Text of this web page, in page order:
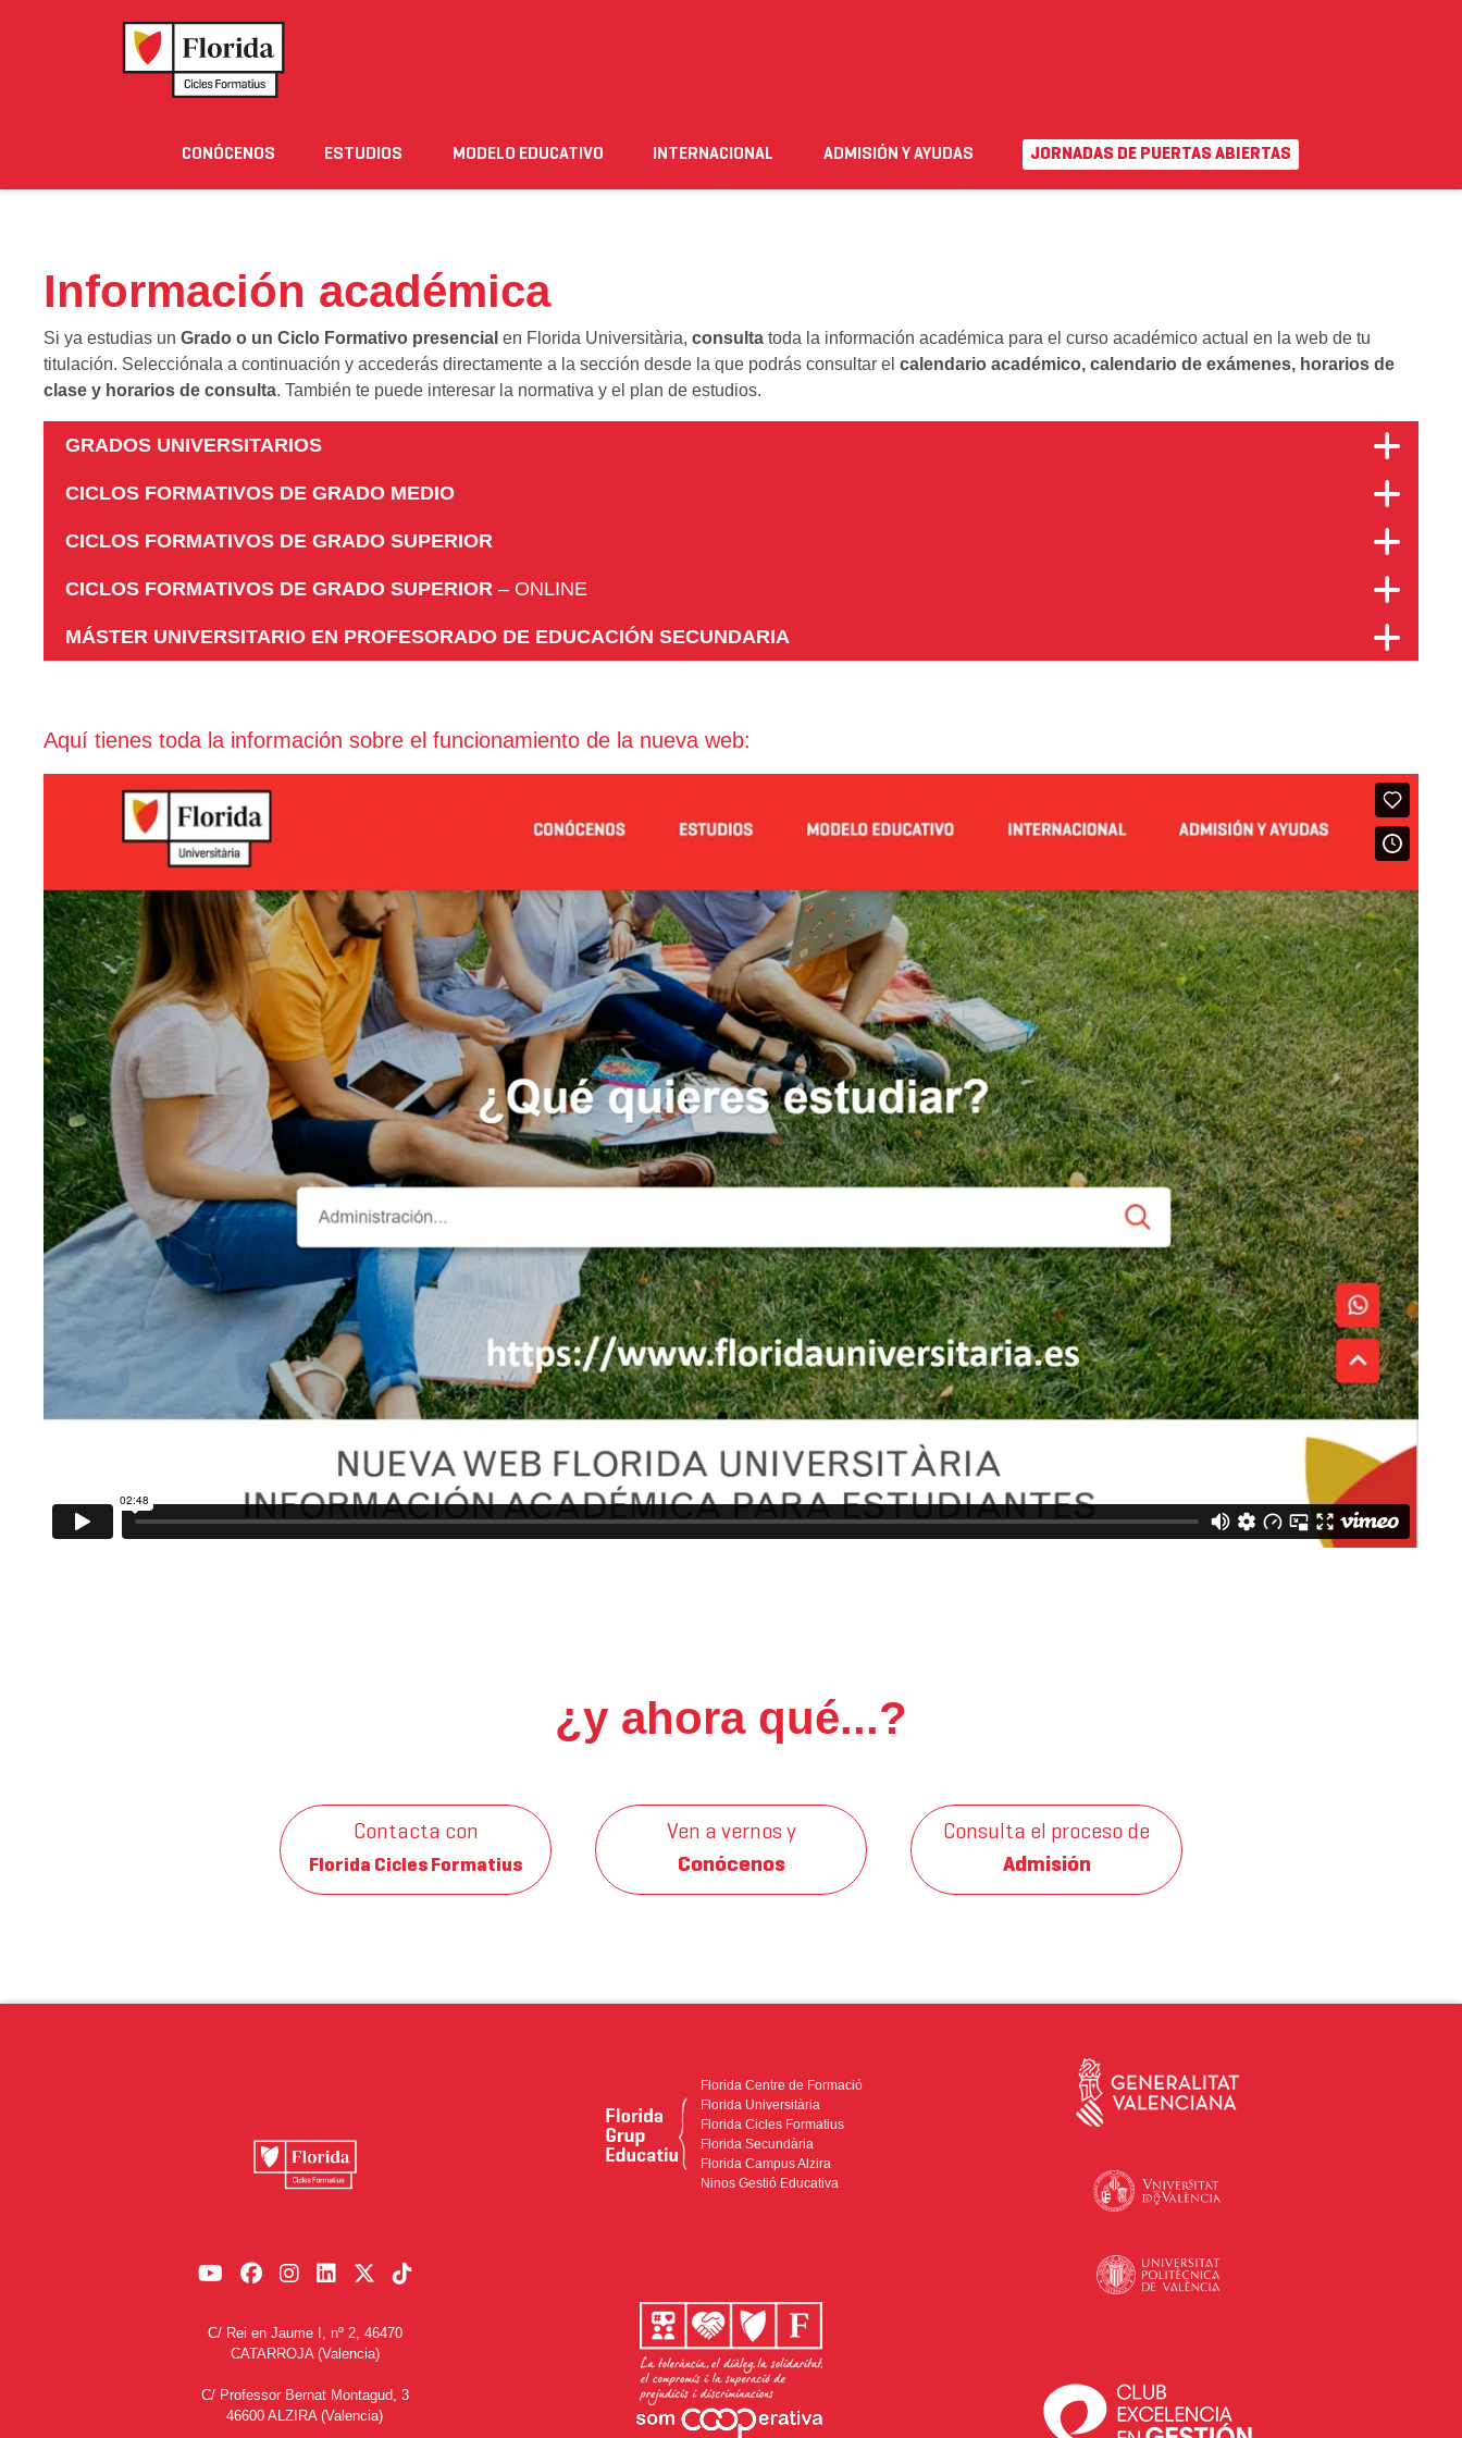
Noticias Eventos Blog Solicita Información Empleo Estudiante Futuro alumnado Necesito ayuda Campus virtual EN|VA
CONÓCENOS ESTUDIOS MODELO EDUCATIVO INTERNACIONAL ADMISIÓN Y AYUDAS JORNADAS DE PUERTAS ABIERTAS
Información académica
Si ya estudias un Grado o un Ciclo Formativo presencial en Florida Universitària, consulta toda la información académica para el curso académico actual en la web de tu
titulación. Selecciónala a continuación y accederás directamente a la sección desde la que podrás consultar el calendario académico, calendario de exámenes, horarios de
clase y horarios de consulta. También te puede interesar la normativa y el plan de estudios.
GRADOS UNIVERSITARIOS
CICLOS FORMATIVOS DE GRADO MEDIO
CICLOS FORMATIVOS DE GRADO SUPERIOR
CICLOS FORMATIVOS DE GRADO SUPERIOR – ONLINE
MÁSTER UNIVERSITARIO EN PROFESORADO DE EDUCACIÓN SECUNDARIA
Aquí tienes toda la información sobre el funcionamiento de la nueva web:
¿y ahora qué...?
Contacta con
Florida Cicles Formatius
Ven a vernos y
Conócenos
Consulta el proceso de
Admisión
C/ Rei en Jaume I, nº 2, 46470
CATARROJA (Valencia)
C/ Professor Bernat Montagud, 3
46600 ALZIRA (Valencia)
Florida Centre de Formació
Florida Universitària
Florida Cicles Formatius
Florida Secundària
Florida Campus Alzira
Ninos Gestió Educativa